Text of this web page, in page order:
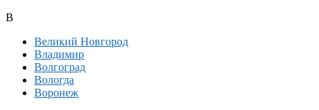
В
Великий Новгород
Владимир
Волгоград
Вологда
Воронеж